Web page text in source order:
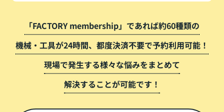
「FACTORY membership」であれば約60種類の
機械・工具が24時間、都度決済不要で予約利用可能！
現場で発生する様々な悩みをまとめて
解決することが可能です！